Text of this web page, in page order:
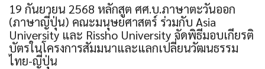
19 กันยายน 2568 หลักสูต ศศ.บ.ภาษาตะวันออก
(ภาษาญี่ปุ่น) คณะมนุษยศาสตร์ ร่วมกับ Asia
University และ Rissho University จัดพิธีมอบเกียรติ
บัตรในโครงการสัมมนาและแลกเปลี่ยนวัฒนธรรม
ไทย-ญี่ปุ่น